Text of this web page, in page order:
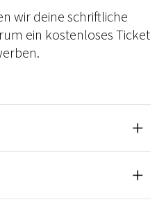
wir deine schriftliche
ein kostenloses Ticket